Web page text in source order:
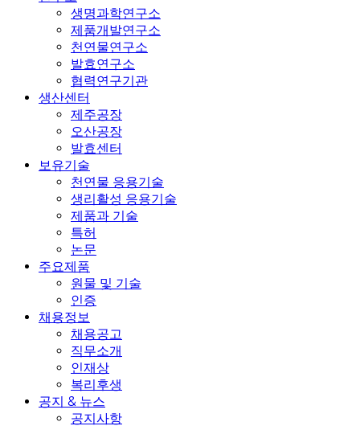
생명과학연구소
제품개발연구소
천연물연구소
발효연구소
협력연구기관
생산센터
제주공장
오산공장
발효센터
보유기술
천연물 응용기술
생리활성 응용기술
제품과 기술
특허
논문
주요제품
원물 및 기술
인증
채용정보
채용공고
직무소개
인재상
복리후생
공지 & 뉴스
공지사항